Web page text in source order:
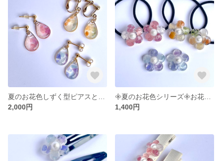
2,000円
1,400円